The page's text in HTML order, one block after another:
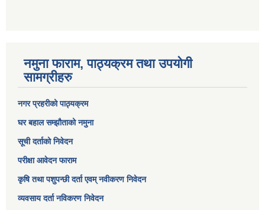
नमुना फाराम, पाठ्यक्रम तथा उपयोगी
सामग्रीहरु
नगर प्रहरीको पाठ्यक्रम
घर बहाल सम्झौताको नमुना
सूची दर्ताको निवेदन
परीक्षा आवेदन फाराम
कृषि तथा पशुपन्छी दर्ता एवम् नवीकरण निवेदन
व्यवसाय दर्ता नविकरण निवेदन